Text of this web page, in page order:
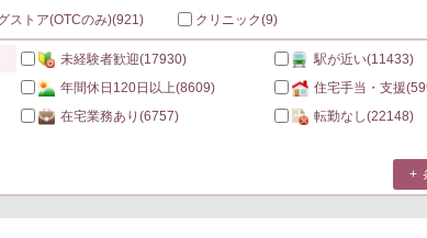
ストア(OTCのみ)(921) クリニック(9)
未経験者歓迎(17930) 駅が近い(11433)
年間休日120日以上(8609) 住宅手当・支援
在宅業務あり (6757) 転勤なし(22148)